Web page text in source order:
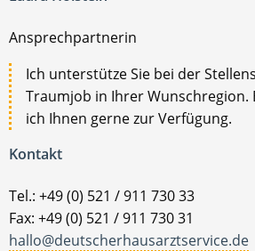
Ansprechpartnerin
Ich unterstütze Sie bei der
Traumjob in Ihrer Wunschregion.
ich Ihnen gerne zur Verfügung.
Kontakt
Tel.: +49 (0) 521 / 911 730 33
Fax: +49 (0) 521 / 911 730 31
hallo@deutscherhausarztservice.de